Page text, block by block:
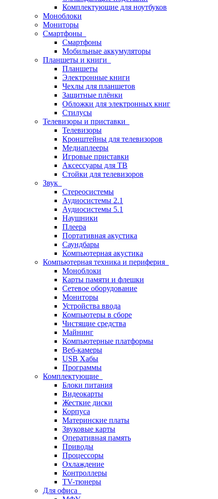
Комплектующие для ноутбуков
Моноблоки
Мониторы
Смартфоны
Смартфоны
Мобильные аккумуляторы
Планшеты и книги
Планшеты
Электронные книги
Чехлы для планшетов
Защитные плёнки
Обложки для электронных книг
Стилусы
Телевизоры и приставки
Телевизоры
Кронштейны для телевизоров
Медиаплееры
Игровые приставки
Аксессуары для ТВ
Стойки для телевизоров
Звук
Стереосистемы
Аудиосистемы 2.1
Аудиосистемы 5.1
Наушники
Плеера
Портативная акустика
Саундбары
Компьютерная акустика
Компьютерная техника и периферия
Моноблоки
Карты памяти и флешки
Сетевое оборудование
Мониторы
Устройства ввода
Компьютеры в сборе
Чистящие средства
Майнинг
Компьютерные платформы
Веб-камеры
USB Хабы
Программы
Комплектующие
Блоки питания
Видеокарты
Жесткие диски
Корпуса
Материнские платы
Звуковые карты
Оперативная память
Приводы
Процессоры
Охлаждение
Контроллеры
TV-тюнеры
Для офиса